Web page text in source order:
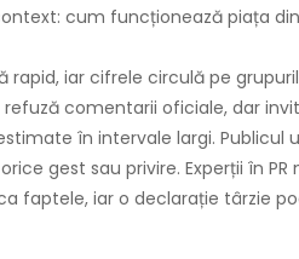
cum funcționează piața
iar cifrele circulă pe
comentarii oficiale, dar
în intervale largi. Publicul
gest sau privire. Experții în PR
faptele, iar o declarație târzie